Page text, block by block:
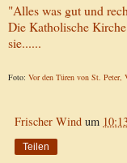
"Alles was gut und
Die Katholische
sie......
Foto: Vor den Türen von St. Peter,
Frischer Wind um
Teilen